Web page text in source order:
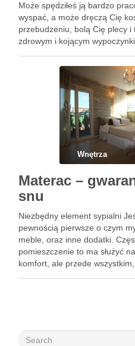
Może spędziłeś ją bardzo
wyspać, a może dręczą Cię
przebudzeniu, bolą Cię plecy
zdrowym i kojącym
Wnętrza
Materac –
snu
Niezbędny element sypialni
pewnością pierwsze o czym
meble, oraz inne dodatki.
pomieszczenie to ma służyć
komfort, ale przede